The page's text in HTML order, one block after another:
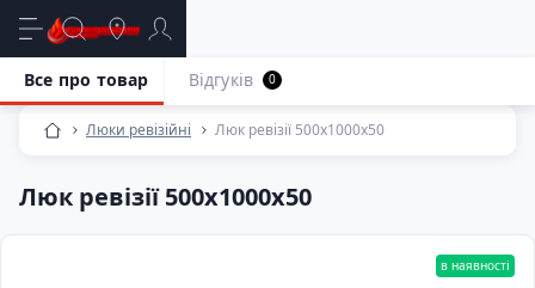
Люки ревізійні Люк ревізії 500х1000х50
Люк ревізії 500х1000х50
Все про товар Відгуків 0
в наявності